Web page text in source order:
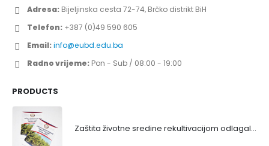
Adresa: Bijeljinska cesta 72-74, Brčko distrikt BiH
Telefon: +387 (0)49 590 605
Email:info@eubd.edu.ba
Radno vrijeme: Pon - Sub / 08:00 - 19:00
PRODUCTS
Zaštita životne sredine rekultivacijom odlagališta